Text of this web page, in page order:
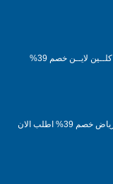
شركة تنظيف بالرياض 0556501701 كلــين لايــن خصم 39%
افضل شركة كشف تسربات المياه بالرياض خصم 39% اطلب الان